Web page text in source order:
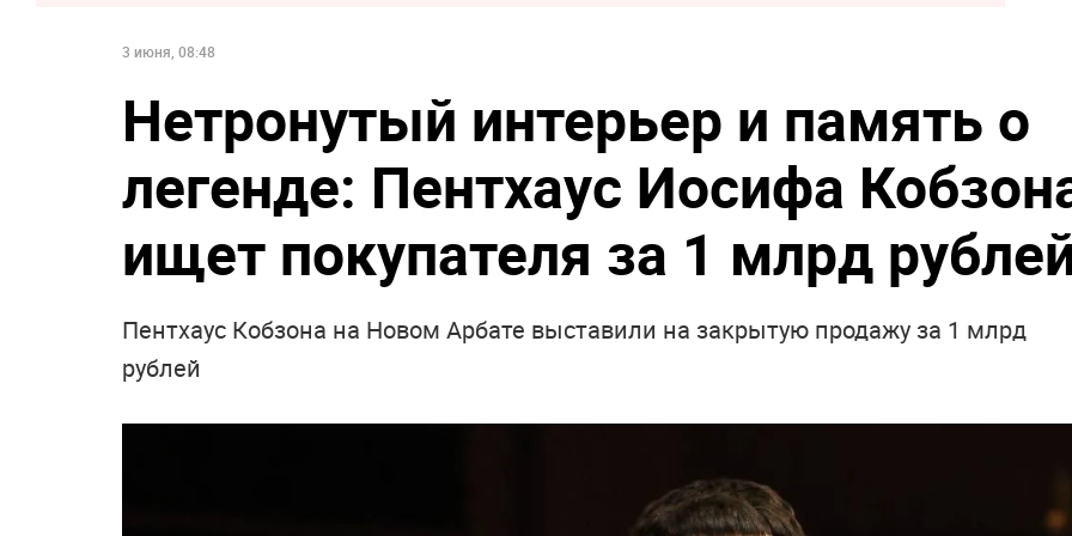
3 июня, 08:48
Нетронутый интерьер и память о
легенде: Пентхаус Иосифа
ищет покупателя за 1 млрд
Пентхаус Кобзона на Новом Арбате выставили на закрытую продажу за 1 млрд
рублей